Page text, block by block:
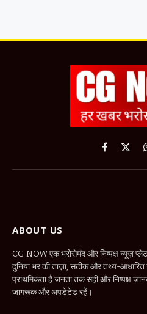
Facebook
X
ABOUT US
CG NOW एक भरोसेमंद और निष्पक्ष न्यूज़
दुनिया भर की ताज़ा, सटीक और तथ्य-आधारित
प्राथमिकता है जनता तक सही और निष्पक्ष
जागरूक और अपडेटेड रहें।